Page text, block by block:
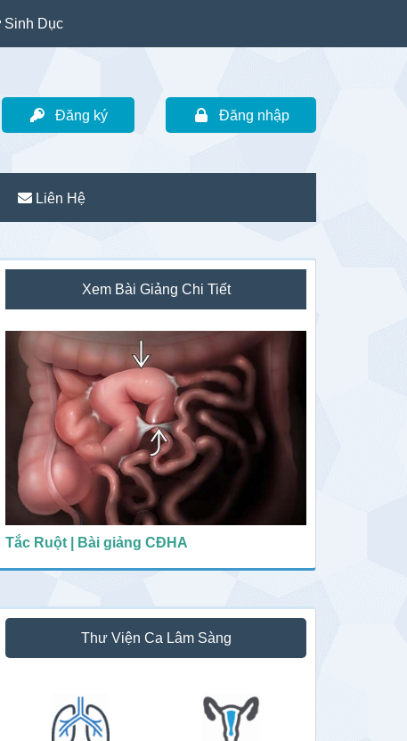
Sinh Dục
Đăng ký Đăng nhập
Liên Hệ
Sidebar
chính
Xem Bài Giảng Chi Tiết
Tắc Ruột | Bài giảng CĐHA
Thư Viện Ca Lâm Sàng